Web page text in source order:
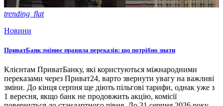
trending_flat
Новини
ПриватБанк змінює правила переказів: що потрібно знати
Клієнтам ПриватБанку, які користуються міжнародними
переказами через Приват24, варто звернути увагу на важливі
зміни. До кінця серпня ще діють пільгові тарифи, однак уже з
1 вересня, якщо банк не продовжить акцію, комісії